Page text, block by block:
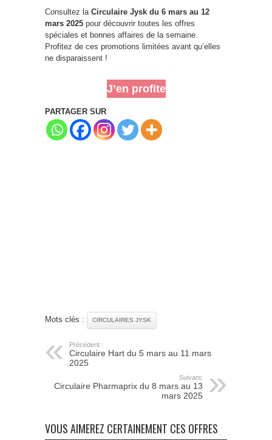
Consultez la Circulaire Jysk du 6 mars au 12
mars 2025 pour découvrir toutes les offres
spéciales et bonnes affaires de la semaine.
Profitez de ces promotions limitées avant qu’elles
ne disparaissent !
J’en profite
PARTAGER SUR
Mots clés : CIRCULAIRES JYSK
Précédent :
Circulaire Hart du 5 mars au 11 mars
2025
Suivant:
Circulaire Pharmaprix du 8 mars au 13
mars 2025
VOUS AIMEREZ CERTAINEMENT CES OFFRES